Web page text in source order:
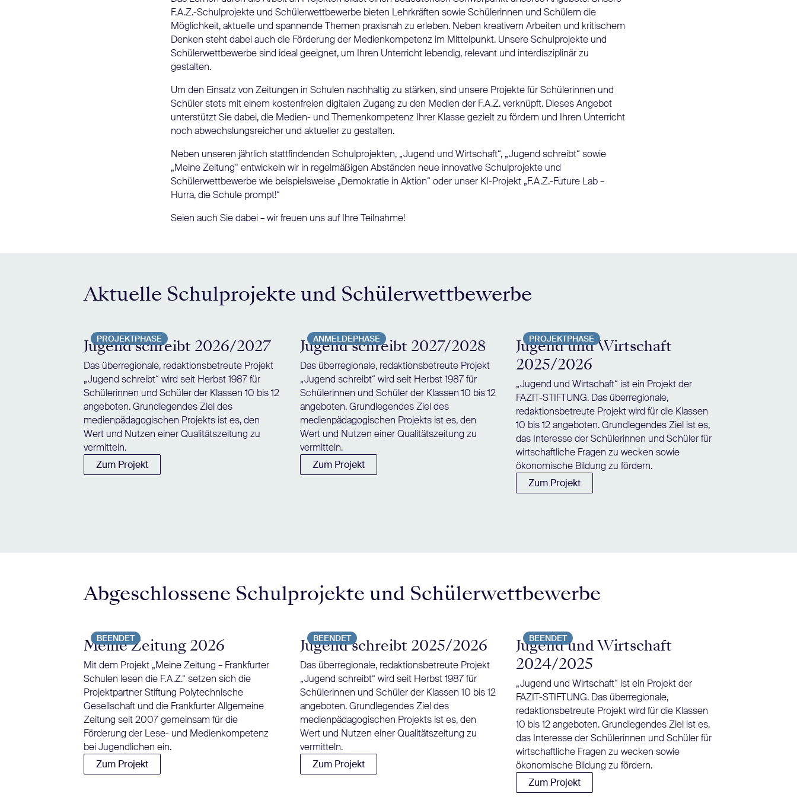
F.A.Z.-Schulprojekte und Schülerwettbewerbe bieten Lehrkräften sowie Schülerinnen und Schülern die
Möglichkeit, aktuelle und spannende Themen praxisnah zu erleben. Neben kreativem Arbeiten und kritischem
Denken steht dabei auch die Förderung der Medienkompetenz im Mittelpunkt. Unsere Schulprojekte und
Schülerwettbewerbe sind ideal geeignet, um Ihren Unterricht lebendig, relevant und interdisziplinär zu
gestalten.
Um den Einsatz von Zeitungen in Schulen nachhaltig zu stärken, sind unsere Projekte für Schülerinnen und
Schüler stets mit einem kostenfreien digitalen Zugang zu den Medien der F.A.Z. verknüpft. Dieses Angebot
unterstützt Sie dabei, die Medien- und Themenkompetenz Ihrer Klasse gezielt zu fördern und Ihren Unterricht
noch abwechslungsreicher und aktueller zu gestalten.
Neben unseren jährlich stattfindenden Schulprojekten, „Jugend und Wirtschaft“, „Jugend schreibt“ sowie
„Meine Zeitung“ entwickeln wir in regelmäßigen Abständen neue innovative Schulprojekte und
Schülerwettbewerbe wie beispielsweise „Demokratie in Aktion“ oder unser KI-Projekt „F.A.Z.-Future Lab –
Hurra, die Schule prompt!“
Seien auch Sie dabei – wir freuen uns auf Ihre Teilnahme!
Aktuelle Schulprojekte und Schülerwettbewerbe
PROJEKTPHASE
Jugend schreibt 2026/2027
Das überregionale, redaktionsbetreute Projekt
„Jugend schreibt“ wird seit Herbst 1987 für
Schülerinnen und Schüler der Klassen 10 bis 12
angeboten. Grundlegendes Ziel des
medienpädagogischen Projekts ist es, den
Wert und Nutzen einer Qualitätszeitung zu
vermitteln.
Zum Projekt
ANMELDEPHASE
Jugend schreibt 2027/2028
Das überregionale, redaktionsbetreute Projekt
„Jugend schreibt“ wird seit Herbst 1987 für
Schülerinnen und Schüler der Klassen 10 bis 12
angeboten. Grundlegendes Ziel des
medienpädagogischen Projekts ist es, den
Wert und Nutzen einer Qualitätszeitung zu
vermitteln.
Zum Projekt
PROJEKTPHASE
Jugend und Wirtschaft
2025/2026
„Jugend und Wirtschaft“ ist ein Projekt der
FAZIT-STIFTUNG. Das überregionale,
redaktionsbetreute Projekt wird für die Klassen
10 bis 12 angeboten. Grundlegendes Ziel ist es,
das Interesse der Schülerinnen und Schüler für
wirtschaftliche Fragen zu wecken sowie
ökonomische Bildung zu fördern.
Zum Projekt
Abgeschlossene Schulprojekte und Schülerwettbewerbe
BEENDET
Meine Zeitung 2026
Mit dem Projekt „Meine Zeitung – Frankfurter
Schulen lesen die F.A.Z.“ setzen sich die
Projektpartner Stiftung Polytechnische
Gesellschaft und die Frankfurter Allgemeine
Zeitung seit 2007 gemeinsam für die
Förderung der Lese- und Medienkompetenz
bei Jugendlichen ein.
Zum Projekt
BEENDET
Jugend schreibt 2025/2026
Das überregionale, redaktionsbetreute Projekt
„Jugend schreibt“ wird seit Herbst 1987 für
Schülerinnen und Schüler der Klassen 10 bis 12
angeboten. Grundlegendes Ziel des
medienpädagogischen Projekts ist es, den
Wert und Nutzen einer Qualitätszeitung zu
vermitteln.
Zum Projekt
BEENDET
Jugend und Wirtschaft
2024/2025
„Jugend und Wirtschaft“ ist ein Projekt der
FAZIT-STIFTUNG. Das überregionale,
redaktionsbetreute Projekt wird für die Klassen
10 bis 12 angeboten. Grundlegendes Ziel ist es,
das Interesse der Schülerinnen und Schüler für
wirtschaftliche Fragen zu wecken sowie
ökonomische Bildung zu fördern.
Zum Projekt